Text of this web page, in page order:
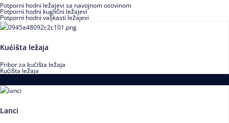
Potporni hodni ležajevi sa navojnom osovinom
Potporni hodni kuglični ležajevi
Potporni hodni valjkasti ležajevi
Kućišta ležaja
Pribor za kućišta ležaja
Kućišta ležaja
Lanci